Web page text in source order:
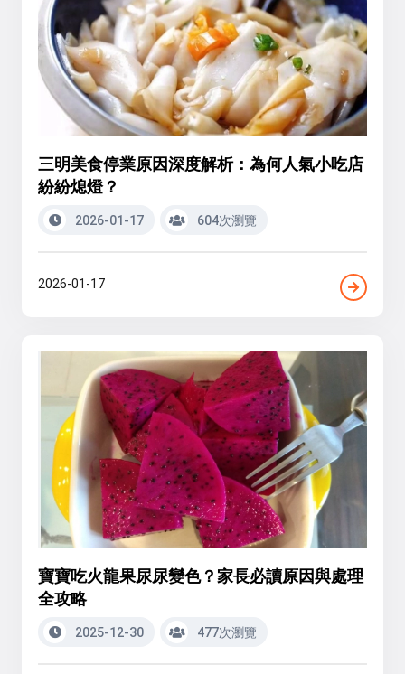
三明美食停業原因深度解析：為何人氣小吃店
紛紛熄燈？
2026-01-17 604次瀏覽
2026-01-17
寶寶吃火龍果尿尿變色？家長必讀原因與處理
全攻略
2025-12-30 477次瀏覽